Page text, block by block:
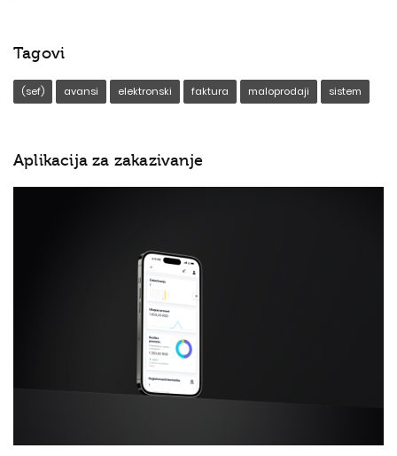
Tagovi
(sef) avansi elektronski faktura maloprodaji sistem
Aplikacija za zakazivanje